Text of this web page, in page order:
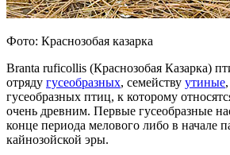
Фото: Краснозобая казарка
Branta ruficollis (Краснозобая Казарка)
отряду гусеобразных, семейству утиные
гусеобразных птиц, к которому
очень древним. Первые гусеобразные
конце периода мелового либо в начале
кайнозойской эры.